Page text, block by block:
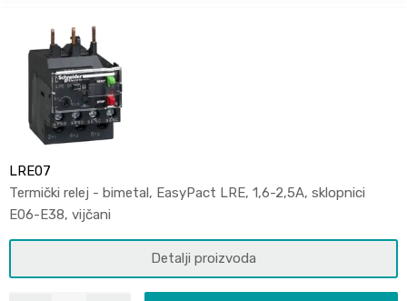
LRE07
Termički relej - bimetal, EasyPact LRE, 1,6-2,5A, sklopnici
E06-E38, vijčani
Detalji proizvoda